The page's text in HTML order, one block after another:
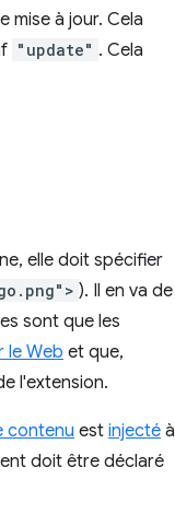
mise à jour. Cela
"update" . Cela
elle doit spécifier
). Il en va de
sont que les
le Web et que,
l'extension.
contenu est injecté à
doit être déclaré